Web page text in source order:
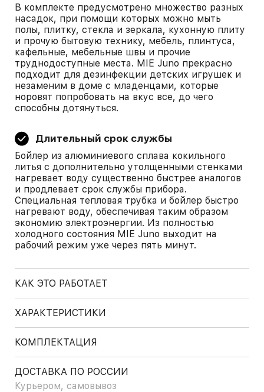
В комплекте предусмотрено множество разных
насадок, при помощи которых можно мыть
полы, плитку, стекла и зеркала, кухонную плиту
и прочую бытовую технику, мебель, плинтуса,
кафельные, мебельные швы и прочие
труднодоступные места. MIE Juno прекрасно
подходит для дезинфекции детских игрушек и
незаменим в доме с младенцами, которые
норовят попробовать на вкус все, до чего
способны дотянуться.
Длительный срок службы
Бойлер из алюминиевого сплава кокильного
литья с дополнительно утолщенными стенками
нагревает воду существенно быстрее аналогов
и продлевает срок службы прибора.
Специальная тепловая трубка и бойлер быстро
нагревают воду, обеспечивая таким образом
экономию электроэнергии. Из полностью
холодного состояния MIE Juno выходит на
рабочий режим уже через пять минут.
КАК ЭТО РАБОТАЕТ
ХАРАКТЕРИСТИКИ
КОМПЛЕКТАЦИЯ
ДОСТАВКА ПО РОССИИ
Курьером, самовывоз